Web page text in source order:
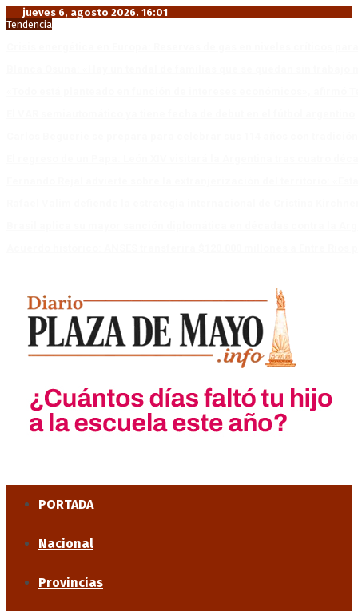
jueves 6, agosto 2026. 16:01
Tendencia
PORTADA
Nacional
Provincias